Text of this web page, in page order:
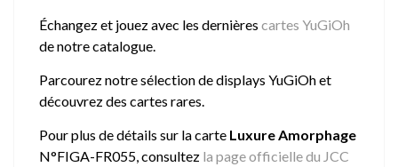
Échangez et jouez avec les dernières cartes YuGiOh
de notre catalogue.
Parcourez notre sélection dedisplays YuGiOhet
découvrez des cartes rares.
Pour plus de détails sur la carte Luxure Amorphage
N°FIGA-FR055, consultez la page officielle du JCC